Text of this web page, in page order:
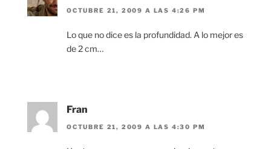
OCTUBRE 21, 2009 A LAS 4:26 PM
Lo que no dice es la profundidad. A lo mejor es
de 2 cm…
Fran
OCTUBRE 21, 2009 A LAS 4:30 PM